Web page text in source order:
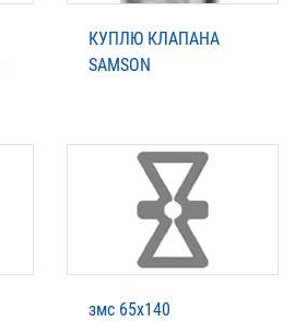
КУПЛЮ КЛАПАНА
SAMSON
змс 65х140